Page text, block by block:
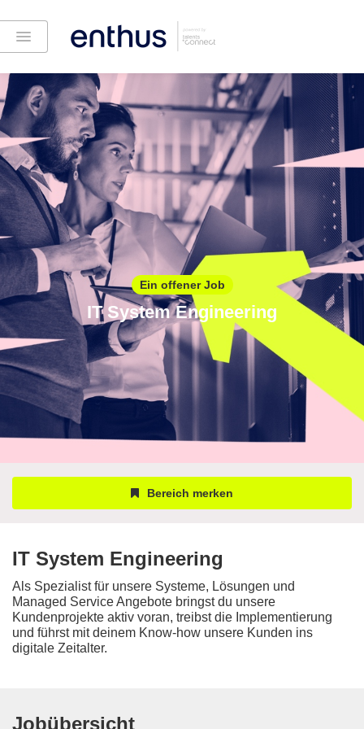
Ein offener Job
IT System Engineering
Bereich merken
IT System Engineering
Als Spezialist für unsere Systeme, Lösungen und
Managed Service Angebote bringst du unsere
Kundenprojekte aktiv voran, treibst die Implementierung
und führst mit deinem Know-how unsere Kunden ins
digitale Zeitalter.
Jobübersicht